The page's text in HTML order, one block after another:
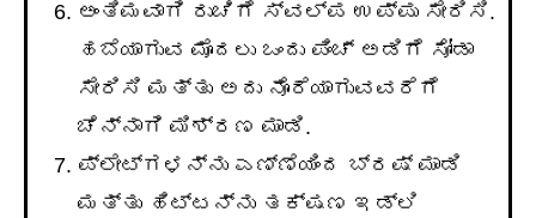
ಅಂತಿಮವಾಗಿ ರುಚಿಗೆ ಸ್ವಲ್ಪ ಉಪ್ಪು ಸೇರಿಸಿ.
ಹಬೆಯಾಗುವ ಮೊದಲು ಒಂದು ಪಿಂಚ್ ಅಡಿಗೆ ಸೋಡಾ
ಸೇರಿಸಿ ಮತ್ತು ಅದು ನೊರೆಯಾಗುವವರೆಗೆ
ಚೆನ್ನಾಗಿ ಮಿಶ್ರಣ ಮಾಡಿ.
ಪ್ಲೇಟ್‌ಗಳನ್ನು ಎಣ್ಣೆಯಿಂದ ಬ್ರಷ್ ಮಾಡಿ
ಮತ್ತು ಹಿಟ್ಟನ್ನು ತಕ್ಷಣ ಇಡ್ಲಿ